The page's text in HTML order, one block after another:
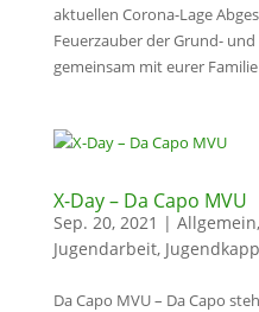
aktuellen Corona-Lage
Feuerzauber der Grund-
gemeinsam mit eurer
X-Day – Da Capo MVU
Sep. 20, 2021 | Allgemein,
Jugendarbeit,
Da Capo MVU – Da Capo